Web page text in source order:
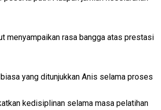
menyampaikan rasa bangga atas prestasi
yang ditunjukkan Anis selama proses
kedisiplinan selama masa pelatihan